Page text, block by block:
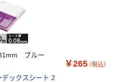
ブルー
￥265 （税込）
ックスシート 2